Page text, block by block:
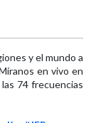
y el mundo a
en vivo en
74 frecuencias